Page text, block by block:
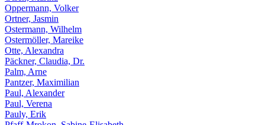
Oppermann, Volker
Ortner, Jasmin
Ostermann, Wilhelm
Ostermöller, Mareike
Otte, Alexandra
Päckner, Claudia, Dr.
Palm, Arne
Pantzer, Maximilian
Paul, Alexander
Paul, Verena
Pauly, Erik